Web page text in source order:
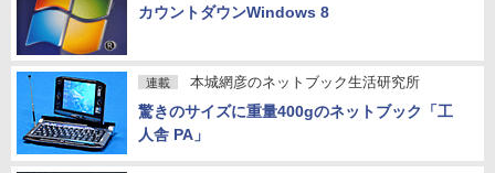
カウントダウンWindows 8
連載 本城網彦のネットブック生活研究所
驚きのサイズに重量400gのネットブック「工
人舎 PA」